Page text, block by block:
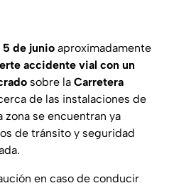
de junio aproximadamente
accidente vial con un
sobre la Carretera
de las instalaciones de
zona se encuentran ya
de tránsito y seguridad
en caso de conducir